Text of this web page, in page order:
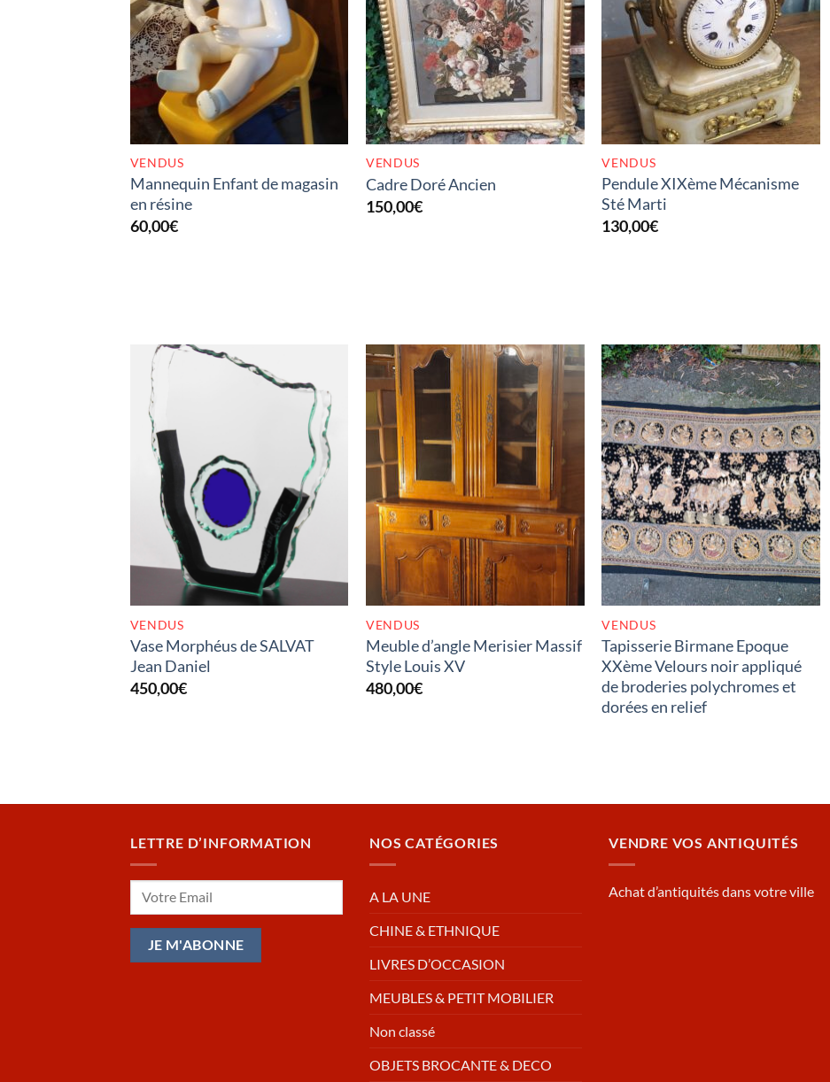
RUPTURE DE STOCK
VENDUS
Mannequin Enfant de magasin
en résine
60,00€
RUPTURE DE STOCK
VENDUS
Cadre Doré Ancien
150,00€
RUPTURE DE STOCK
VENDUS
Pendule XIXème Mécanisme
Sté Marti
130,00€
RUPTURE DE STOCK
VENDUS
Vase Morphéus de SALVAT
Jean Daniel
450,00€
RUPTURE DE STOCK
VENDUS
Meuble d’angle Merisier Massif
Style Louis XV
480,00€
RUPTURE DE STOCK
VENDUS
Tapisserie Birmane Epoque
XXème Velours noir appliqué
de broderies polychromes et
dorées en relief
LETTRE D’INFORMATION NOS CATÉGORIES
A LA UNE
CHINE & ETHNIQUE
LIVRES D’OCCASION
MEUBLES & PETIT MOBILIER
Non classé
OBJETS BROCANTE & DECO
VENDRE VOS ANTIQUITÉS
Achat d’antiquités dans votre ville